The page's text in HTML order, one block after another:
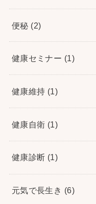
便秘 (2)
健康セミナー (1)
健康維持 (1)
健康自衛 (1)
健康診断 (1)
元気で長生き (6)